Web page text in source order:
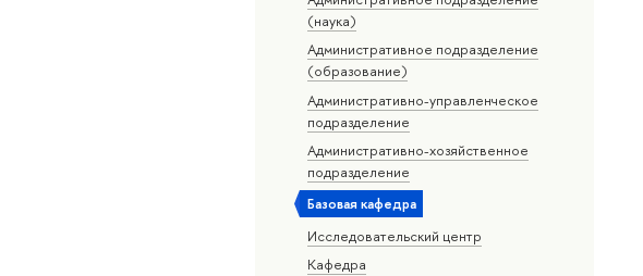
(наука)
Административное подразделение
(образование)
Административно-управленческое
подразделение
Административно-хозяйственное
подразделение
Базовая кафедра
Исследовательский центр
Кафедра